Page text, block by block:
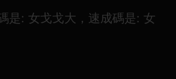
是: 女戈戈大，速成碼是: 女